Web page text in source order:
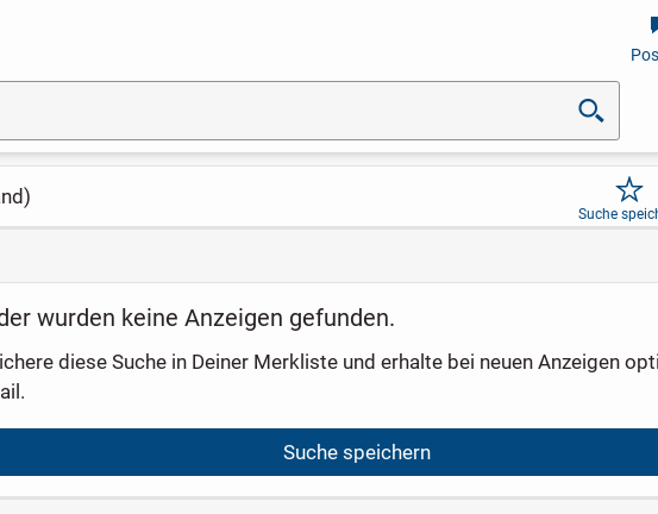
Suche
wurden keine Anzeigen gefunden.
diese Suche in Deiner Merkliste und erhalte bei neuen Anzeigen
Suche speichern